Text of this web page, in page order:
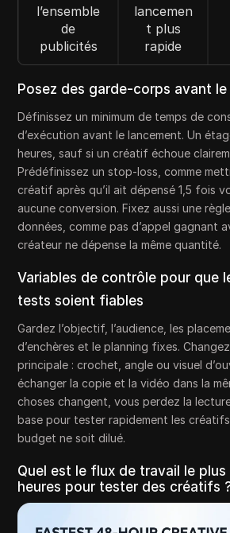
l’ensemble
de
publicités
lancemen
t plus
rapide
Posez des garde-corps avant le
Définissez un minimum de temps de
d’exécution avant le lancement. Un
heures, sauf si un créatif échoue
Prédéfinissez un stop-loss, comme
créatif après qu’il ait dépensé 1,5 fois
aucune conversion. Fixez aussi une
données, comme pas d’appel gagnant
créateur ne dépense la même quantité.
Variables de contrôle pour que
tests soient fiables
Gardez l’objectif, l’audience, les
d’enchères et le planning fixes.
principale : crochet, angle ou visuel
échanger la copie et la vidéo dans la
choses changent, vous perdez la
base pour tester rapidement les
budget ne soit dilué.
Quel est le flux de travail le
heures pour tester des créatifs